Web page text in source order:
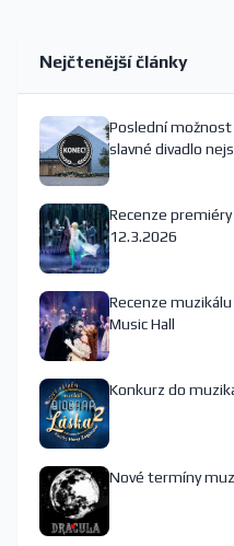
Nejčtenější články
Poslední možnost
slavné divadlo
Recenze premiéry
12.3.2026
Recenze muzikálu
Music Hall
Konkurz do
Nové termíny